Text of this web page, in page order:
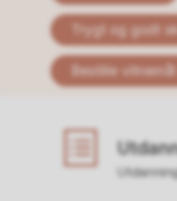
Trygt og godt
Bestille